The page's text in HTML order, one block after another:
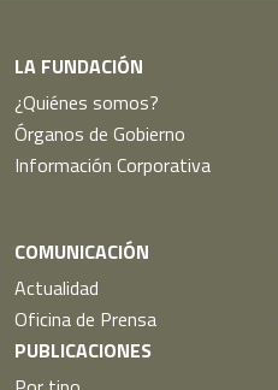
LA FUNDACIÓN
¿Quiénes somos?
Órganos de Gobierno
Información Corporativa
COMUNICACIÓN
Actualidad
Oficina de Prensa
PUBLICACIONES